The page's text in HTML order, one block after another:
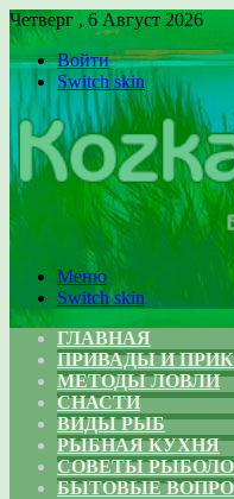
Четверг , 6 Август 2026
Войти
Switch skin
Меню
Switch skin
ГЛАВНАЯ
ПРИВАДЫ И
МЕТОДЫ ЛОВЛИ
СНАСТИ
ВИДЫ РЫБ
РЫБНАЯ КУХНЯ
СОВЕТЫ
БЫТОВЫЕ